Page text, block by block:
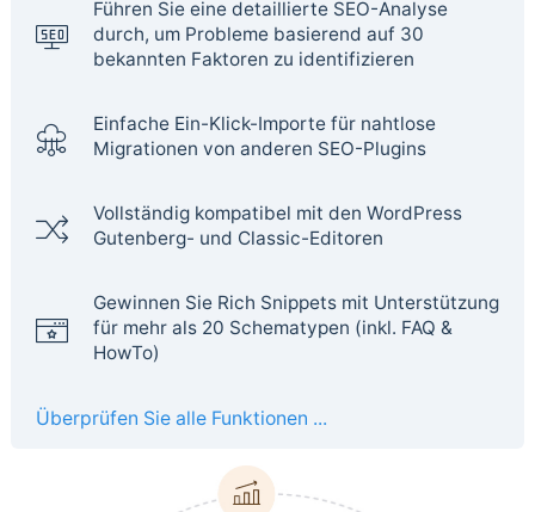
Führen Sie eine detaillierte SEO-Analyse
durch, um Probleme basierend auf 30
bekannten Faktoren zu identifizieren
Einfache Ein-Klick-Importe für nahtlose
Migrationen von anderen SEO-Plugins
Vollständig kompatibel mit den WordPress
Gutenberg- und Classic-Editoren
Gewinnen Sie Rich Snippets mit Unterstützung
für mehr als 20 Schematypen (inkl. FAQ &
HowTo)
Überprüfen Sie alle Funktionen ...